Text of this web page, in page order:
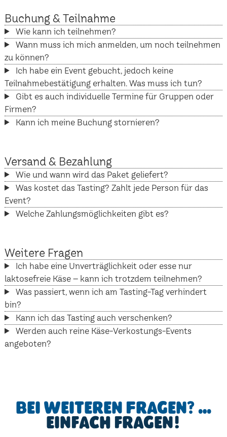
Buchung & Teilnahme
Wie kann ich teilnehmen?
Wann muss ich mich anmelden, um noch teilnehmen
zu können?
Ich habe ein Event gebucht, jedoch keine
Teilnahmebestätigung erhalten. Was muss ich tun?
Gibt es auch individuelle Termine für Gruppen oder
Firmen?
Kann ich meine Buchung stornieren?
Versand & Bezahlung
Wie und wann wird das Paket geliefert?
Was kostet das Tasting? Zahlt jede Person für das
Event?
Welche Zahlungsmöglichkeiten gibt es?
Weitere Fragen
Ich habe eine Unverträglichkeit oder esse nur
laktosefreie Käse – kann ich trotzdem teilnehmen?
Was passiert, wenn ich am Tasting-Tag verhindert
bin?
Kann ich das Tasting auch verschenken?
Werden auch reine Käse-Verkostungs-Events
angeboten?
Bei weiteren Fragen? …
einfach fragen!